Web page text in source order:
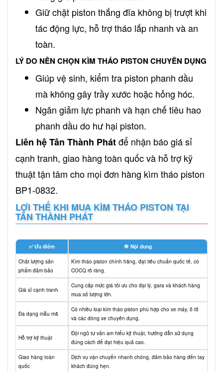
Giữ chặt piston thắng đĩa không bị trượt khi
tác động lực, hỗ trợ tháo lắp nhanh và an
toàn.
LÝ DO NÊN CHỌN KÌM THÁO PISTON CHUYÊN DỤNG
Giúp vệ sinh, kiểm tra piston phanh dầu
mà không gây trầy xước hoặc hỏng hóc.
Ngăn giảm lực phanh và hạn chế tiêu hao
phanh dầu do hư hại piston.
Liên hệ Tân Thành Phátđể nhận báo giá sỉ
cạnh tranh, giao hàng toàn quốc và hỗ trợ kỹ
thuật tận tâm cho mọi đơn hàng kìm tháo piston
BP1-0832.
LỢI THẾ KHI MUA KÌM THÁO PISTON TẠI
TÂN THÀNH PHÁT
✅ Ưu điểm 🌟 Nội dung
Chất lượng sản
phẩm đảm bảo
Kìm tháo piston chính hãng, đạt tiêu chuẩn quốc tế, có
COCQ rõ ràng.
Giá sỉ cạnh tranh
Cung cấp mức giá tối ưu cho đại lý, gara và khách hàng
mua số lượng lớn.
Đa dạng mẫu mã
Có nhiều loại kìm tháo piston phù hợp cho xe máy, ô tô
và các dòng xe chuyên dụng.
Hỗ trợ kỹ thuật
Đội ngũ tư vấn am hiểu kỹ thuật, hướng dẫn sử dụng
đúng cách để đạt hiệu quả cao.
Giao hàng toàn
quốc
Dịch vụ vận chuyển nhanh chóng, đảm bảo hàng đến tay
khách đúng hẹn.